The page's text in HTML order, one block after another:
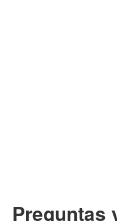
Preguntas